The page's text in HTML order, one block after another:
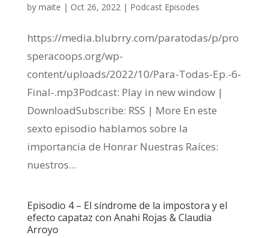
by maite | Oct 26, 2022| Podcast Episodes
https://media.blubrry.com/paratodas/p/pro
speracoops.org/wp-
content/uploads/2022/10/Para-Todas-Ep.-6-
Final-.mp3Podcast: Play in new window |
DownloadSubscribe: RSS | More En este
sexto episodio hablamos sobre la
importancia de Honrar Nuestras Raíces:
nuestros...
Episodio 4 – El síndrome de la impostora y el
efecto capataz con Anahi Rojas & Claudia
Arroyo